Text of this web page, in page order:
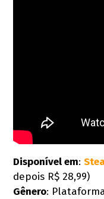
Disponível em:
depois R$ 28,99)
Gênero: